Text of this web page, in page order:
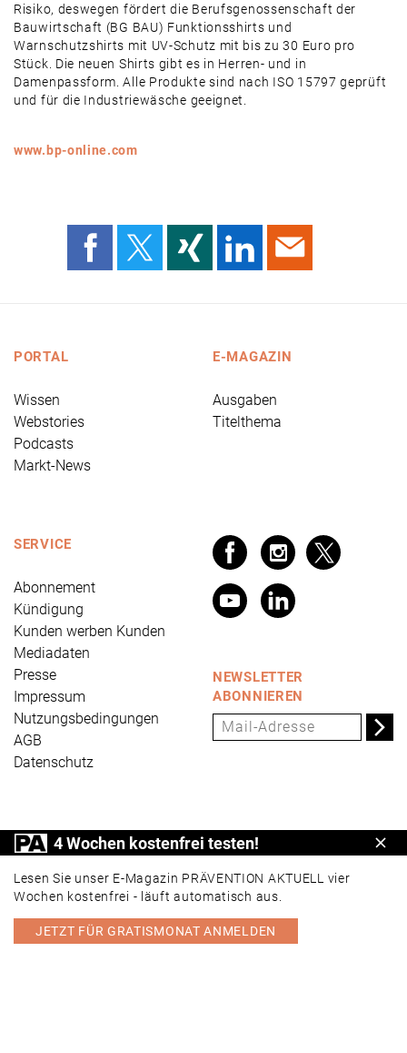
Risiko, deswegen fördert die Berufsgenossenschaft der
Bauwirtschaft (BG BAU) Funktionsshirts und
Warnschutzshirts mit UV-Schutz mit bis zu 30 Euro pro
Stück. Die neuen Shirts gibt es in Herren- und in
Damenpassform. Alle Produkte sind nach ISO 15797 geprüft
und für die Industriewäsche geeignet.
www.bp-online.com
PORTAL
Wissen
Webstories
Podcasts
Markt-News
E-MAGAZIN
Ausgaben
Titelthema
SERVICE
Abonnement
Kündigung
Kunden werben Kunden
Mediadaten
Presse
Impressum
Nutzungsbedingungen
AGB
Datenschutz
NEWSLETTER
ABONNIEREN
PRÄVENTION AKTUELL ist ein Produkt der Universum
Verlag GmbH, Wettinerstraße 3-5, 65189 Wiesbaden,
www.universum.de,info@universum.de
PORTAL E-MAGAZIN
4 Wochen kostenfrei testen!
Lesen Sie unser E-Magazin PRÄVENTION AKTUELL vier
Wochen kostenfrei - läuft automatisch aus.
JETZT FÜR GRATISMONAT ANMELDEN